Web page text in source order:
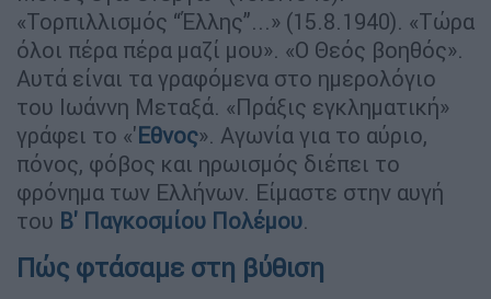
«Τορπιλλισμός “Έλλης”...» (15.8.1940). «Τώρα
όλοι πέρα πέρα μαζί μου». «Ο Θεός βοηθός».
Αυτά είναι τα γραφόμενα στο ημερολόγιο
του Ιωάννη Μεταξά. «Πράξις εγκληματική»
γράφει το «'Εθνος». Αγωνία για το αύριο,
πόνος, φόβος και ηρωισμός διέπει το
φρόνημα των Ελλήνων. Είμαστε στην αυγή
του Β' Παγκοσμίου Πολέμου.
Πώς φτάσαμε στη βύθιση